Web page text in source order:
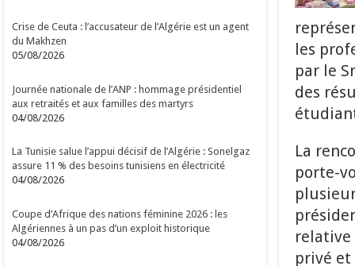
les
par le
des
La
porte-
relative
privé et
Crise de Ceuta : l’accusateur de l’Algérie est un agent
du Makhzen
05/08/2026
Journée nationale de l’ANP : hommage présidentiel
aux retraités et aux familles des martyrs
04/08/2026
La Tunisie salue l’appui décisif de l’Algérie : Sonelgaz
assure 11 % des besoins tunisiens en électricité
04/08/2026
Coupe d’Afrique des nations féminine 2026 : les
Algériennes à un pas d’un exploit historique
04/08/2026